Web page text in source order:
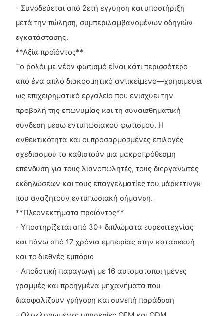
- Συνοδεύεται από 2ετή εγγύηση και υποστήριξη
μετά την πώληση, συμπεριλαμβανομένων οδηγιών
εγκατάστασης.
**Αξία προϊόντος**
Το ρολόι με νέον φωτισμό είναι κάτι περισσότερο
από ένα απλό διακοσμητικό αντικείμενο—χρησιμεύει
ως επιχειρηματικό εργαλείο που ενισχύει την
προβολή της επωνυμίας και τη συναισθηματική
σύνδεση μέσω εντυπωσιακού φωτισμού. Η
ανθεκτικότητα και οι προσαρμοσμένες επιλογές
σχεδιασμού το καθιστούν μια μακροπρόθεσμη
επένδυση για τους λιανοπωλητές, τους διοργανωτές
εκδηλώσεων και τους επαγγελματίες του μάρκετινγκ
που αναζητούν εντυπωσιακή σήμανση.
**Πλεονεκτήματα προϊόντος**
- Υποστηρίζεται από 30+ διπλώματα ευρεσιτεχνίας
και πάνω από 17 χρόνια εμπειρίας στην κατασκευή
και το διεθνές εμπόριο
- Αποδοτική παραγωγή με 16 αυτοματοποιημένες
γραμμές και προηγμένα μηχανήματα που
διασφαλίζουν γρήγορη και συνεπή παράδοση